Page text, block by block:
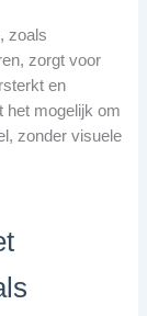
zoals
zorgt voor
en
het mogelijk om
zonder visuele